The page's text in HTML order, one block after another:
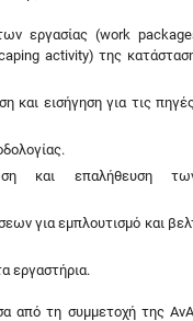
εργασίας (work
activity) της
και εισήγηση για τις
και επαλήθευση
για εμπλουτισμό και
εργαστήρια.
από τη συμμετοχή της